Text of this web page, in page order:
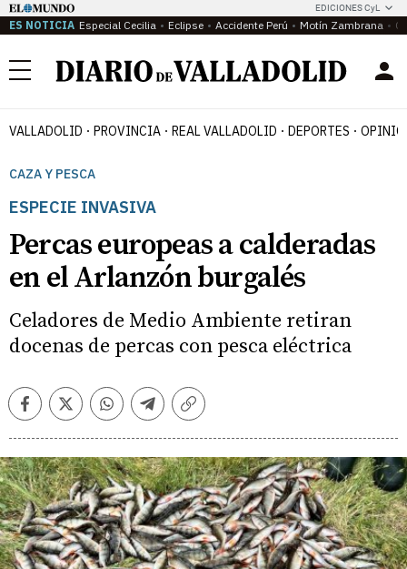
EDICIONES CyL
ES NOTICIA Especial Cecilia Eclipse Accidente Perú Motín Zambrana
Menú
VALLADOLID PROVINCIA REAL VALLADOLID DEPORTES
CAZA Y PESCA
ESPECIE INVASIVA
Percas europeas a calderadas
en el Arlanzón burgalés
Celadores de Medio Ambiente retiran
docenas de percas con pesca eléctrica
FacebookTwitterWhatsappTelegramCopiar